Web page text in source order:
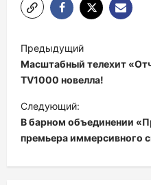
а
в
и
г
а
ц
Предыдущий
Масштабный телехит
TV1000 новелла!
Следующий:
В барном объединении
премьера иммерсивного